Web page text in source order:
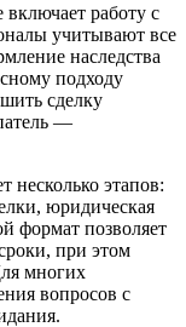
работу с
учитывают все
наследства
подходу
сделку
—
несколько этапов:
юридическая
формат позволяет
при этом
многих
вопросов с